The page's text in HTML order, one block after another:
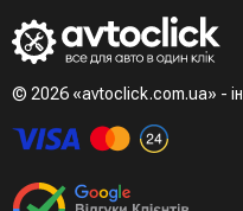
© 2026 «avtoclick.com.ua» -